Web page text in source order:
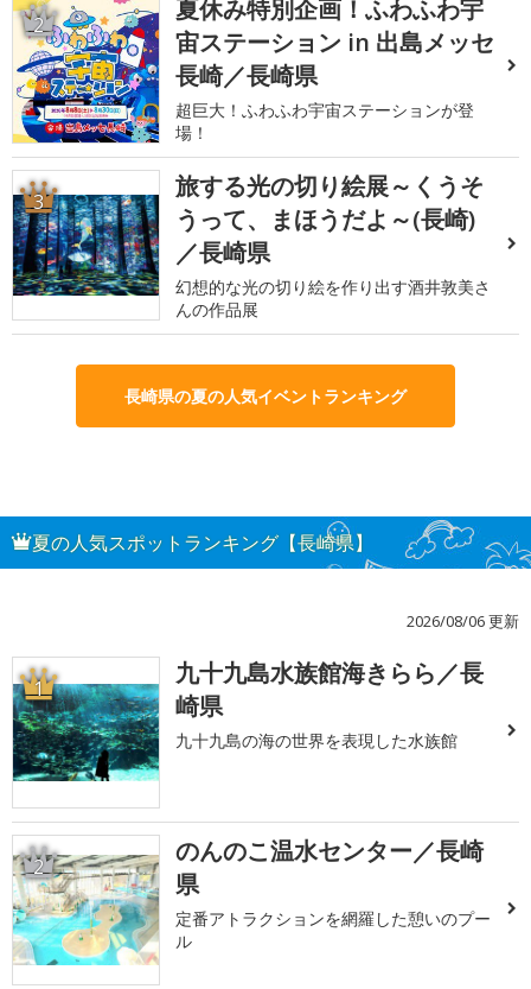
2
夏休み特別企画！ふわふわ宇
宙ステーション in 出島メッセ
長崎／長崎県
超巨大！ふわふわ宇宙ステーションが登
場！
3
旅する光の切り絵展～くうそ
うって、まほうだよ～(長崎)
／長崎県
幻想的な光の切り絵を作り出す酒井敦美さ
んの作品展
長崎県の夏の人気イベントランキング
夏の人気スポットランキング【長崎県】
2026/08/06 更新
1
九十九島水族館海きらら／長
崎県
九十九島の海の世界を表現した水族館
2
のんのこ温水センター／長崎
県
定番アトラクションを網羅した憩いのプー
ル